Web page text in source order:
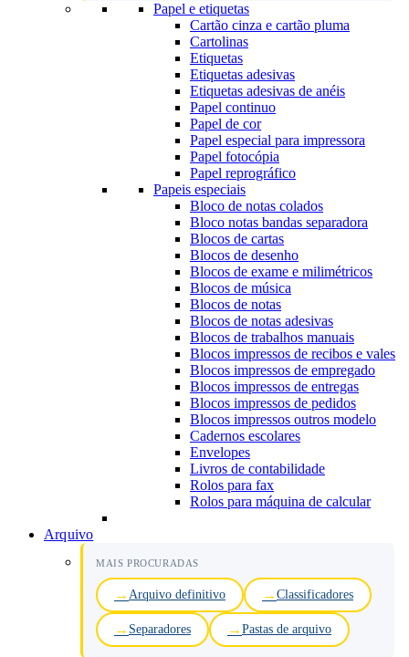
Papel e etiquetas
Cartão cinza e cartão pluma
Cartolinas
Etiquetas
Etiquetas adesivas
Etiquetas adesivas de anéis
Papel continuo
Papel de cor
Papel especial para impressora
Papel fotocópia
Papel reprográfico
Papeis especiais
Bloco de notas colados
Bloco notas bandas separadora
Blocos de cartas
Blocos de desenho
Blocos de exame e milimétricos
Blocos de música
Blocos de notas
Blocos de notas adesivas
Blocos de trabalhos manuais
Blocos impressos de recibos e vales
Blocos impressos de empregado
Blocos impressos de entregas
Blocos impressos de pedidos
Blocos impressos outros modelo
Cadernos escolares
Envelopes
Livros de contabilidade
Rolos para fax
Rolos para máquina de calcular
Arquivo
MAIS PROCURADAS
Arquivo definitivo Classificadores
Separadores Pastas de arquivo